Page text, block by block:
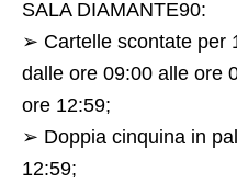
SALA DIAMANTE90:
➢ Cartelle scontate per
dalle ore 09:00 alle ore
ore 12:59;
➢ Doppia cinquina in
12:59;